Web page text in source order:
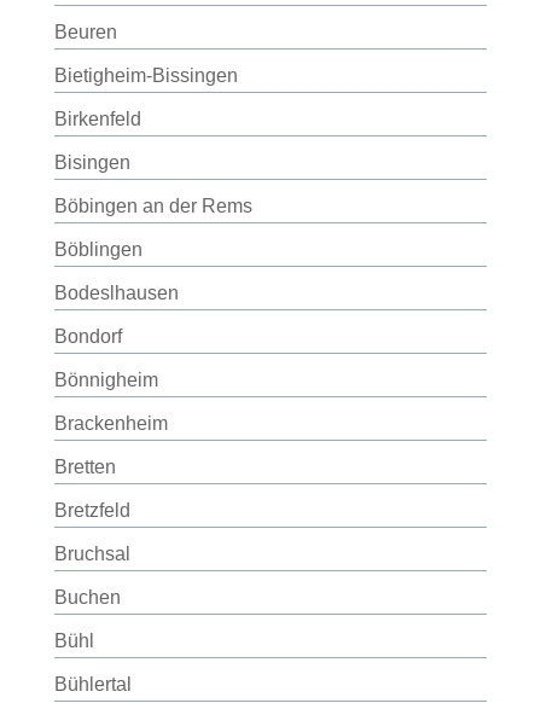
Beuren
Bietigheim-Bissingen
Birkenfeld
Bisingen
Böbingen an der Rems
Böblingen
Bodeslhausen
Bondorf
Bönnigheim
Brackenheim
Bretten
Bretzfeld
Bruchsal
Buchen
Bühl
Bühlertal